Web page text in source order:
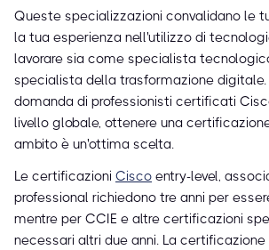
Queste specializzazioni convalidano le
la tua esperienza nell'utilizzo di
lavorare sia come specialista
specialista della trasformazione digitale.
domanda di professionisti certificati
livello globale, ottenere una
ambito è un'ottima scelta.
Le certificazioni Cisco entry-level,
professional richiedono tre anni per
mentre per CCIE e altre certificazioni
necessari altri due anni. La